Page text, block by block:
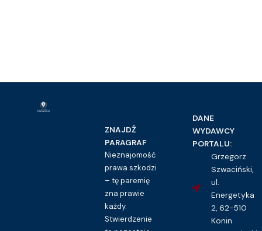
ZNAJDŹ
PARAGRAF
Nieznajomość
prawa szkodzi
– tę paremię
zna prawie
każdy.
Stwierdzenie
DANE
WYDAWCY
PORTALU:
Grzegorz
Szwaciński,
ul.
Energetyka
2, 62-510
Konin